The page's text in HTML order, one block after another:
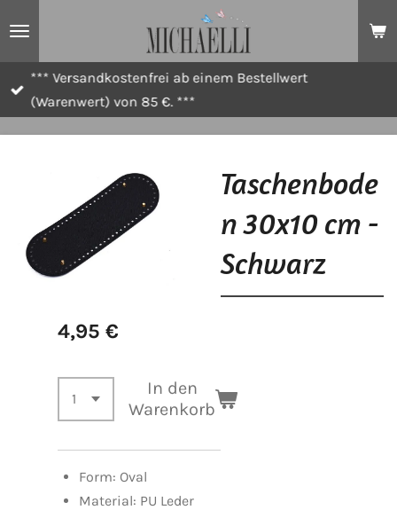
*** Versandkostenfrei ab einem Bestellwert
(Warenwert) von 85 €. ***
Taschenbode
n 30x10 cm -
Schwarz
4,95 €
In den
Warenkorb
Form: Oval
Material: PU Leder